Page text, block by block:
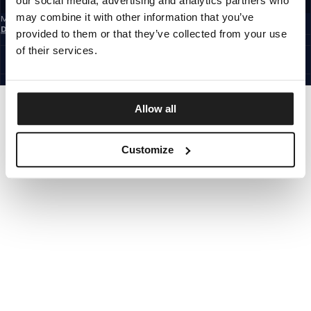
may combine it with other information that you’ve
provided to them or that they’ve collected from your use
of their services.
Allow all
Customize
Mit der Anmeldung zum Newsletter bestätigst du, dass du die
Datenschutzerklärung
gelesen hast.
GERMANY
©1997 - 2026 PITBULL ALLE RECHTE VORBEHALTEN.
GEHE NACH OBEN